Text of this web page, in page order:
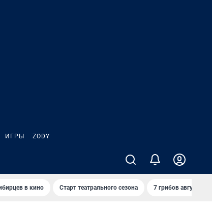
ИГРЫ ZODY
в кино Старт театрального сезона 7 грибов августа